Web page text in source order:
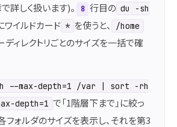
詳しく扱います)。
8 行目の du -sh
ワイルドカード * を使うと、 /home
ィレクトリごとのサイズを一括で確
--max-depth=1 /var | sort -rh
depth=1 で「1階層下まで」に絞っ
フォルダのサイズを表示し、それを第3